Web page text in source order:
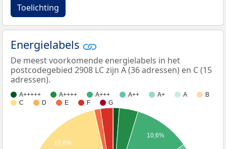
Toelichting
Energielabels
De meest voorkomende energielabels in het
postcodegebied 2908 LC zijn A (36 adressen) en C (15
adressen).
A+++++ A++++ A+++ A++ A+ A
B
C
D E F G
10,6%
17,6%